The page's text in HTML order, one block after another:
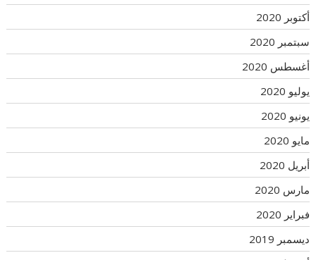
أكتوبر 2020
سبتمبر 2020
أغسطس 2020
يوليو 2020
يونيو 2020
مايو 2020
أبريل 2020
مارس 2020
فبراير 2020
ديسمبر 2019